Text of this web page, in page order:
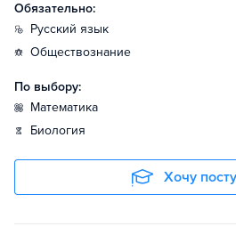
Обязательно:
русский язык
обществознание
По выбору:
математика
биология
Хочу